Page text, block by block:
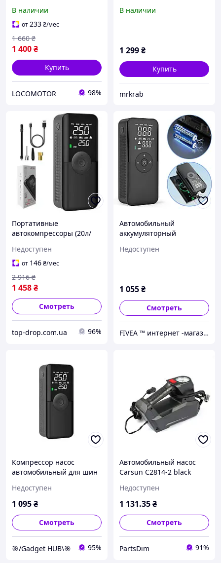
4000mAh ЖК 10бар Black
(725302)
В наличии
от233₴/мес
1 400₴
1 660 ₴
Купить
LOCOMOTOR 98%
компактный, быстрая
В наличии
1 299₴
Купить
mrkrab
Портативные
автокомпрессоры (20л/
Портативный компрессор
для шин, Автомобильный
компрессор для джипа,
LEV
Недоступен
от 146₴/мес
1 458₴
2 916 ₴
Смотреть
top-drop.com.ua 96%
Автомобильный
аккумуляторный
4000 мАч 150 PSI 10 Бар,
Недоступен
1 055₴
Смотреть
FIVEA ™ интернет -магазин
Компрессор насос
автомобильный для шин
C3106
Недоступен
1 095₴
Смотреть
🎯/Gadget HUB\🎯 95%
Автомобильный насос
Carsun C2814-2 black
Недоступен
1 131.35₴
Смотреть
PartsDim 91%